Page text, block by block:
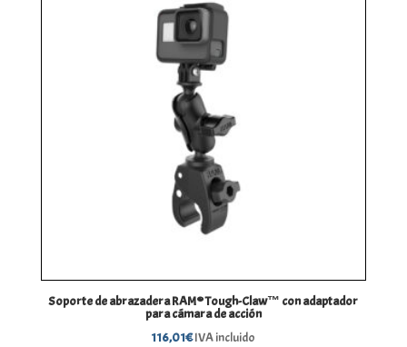
Soporte de abrazadera RAM® Tough-Claw™ con adaptador
para cámara de acción
116,01€IVA incluido